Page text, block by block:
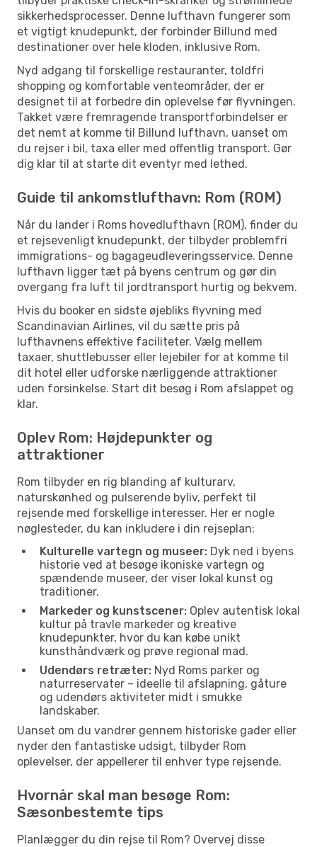
sikkerhedsprocesser. Denne lufthavn fungerer som
et vigtigt knudepunkt, der forbinder Billund med
destinationer over hele kloden, inklusive Rom.
Nyd adgang til forskellige restauranter, toldfri
shopping og komfortable venteområder, der er
designet til at forbedre din oplevelse før flyvningen.
Takket være fremragende transportforbindelser er
det nemt at komme til Billund lufthavn, uanset om
du rejser i bil, taxa eller med offentlig transport. Gør
dig klar til at starte dit eventyr med lethed.
Guide til ankomstlufthavn: Rom (ROM)
Når du lander i Roms hovedlufthavn (ROM), finder du
et rejsevenligt knudepunkt, der tilbyder problemfri
immigrations- og bagageudleveringsservice. Denne
lufthavn ligger tæt på byens centrum og gør din
overgang fra luft til jordtransport hurtig og bekvem.
Hvis du booker en sidste øjebliks flyvning med
Scandinavian Airlines, vil du sætte pris på
lufthavnens effektive faciliteter. Vælg mellem
taxaer, shuttlebusser eller lejebiler for at komme til
dit hotel eller udforske nærliggende attraktioner
uden forsinkelse. Start dit besøg i Rom afslappet og
klar.
Oplev Rom: Højdepunkter og
attraktioner
Rom tilbyder en rig blanding af kulturarv,
naturskønhed og pulserende byliv, perfekt til
rejsende med forskellige interesser. Her er nogle
nøglesteder, du kan inkludere i din rejseplan:
Kulturelle vartegn og museer: Dyk ned i byens
historie ved at besøge ikoniske vartegn og
spændende museer, der viser lokal kunst og
traditioner.
Markeder og kunstscener: Oplev autentisk lokal
kultur på travle markeder og kreative
knudepunkter, hvor du kan købe unikt
kunsthåndværk og prøve regional mad.
Udendørs retræter: Nyd Roms parker og
naturreservater – ideelle til afslapning, gåture
og udendørs aktiviteter midt i smukke
landskaber.
Uanset om du vandrer gennem historiske gader eller
nyder den fantastiske udsigt, tilbyder Rom
oplevelser, der appellerer til enhver type rejsende.
Hvornår skal man besøge Rom:
Sæsonbestemte tips
Planlægger du din rejse til Rom? Overvej disse